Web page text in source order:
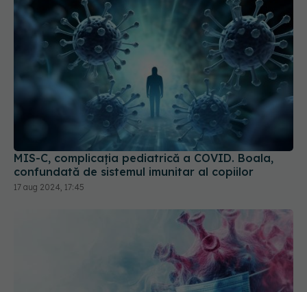
MIS-C, complicația pediatrică a COVID. Boala,
confundată de sistemul imunitar al copiilor
17 aug 2024, 17:45